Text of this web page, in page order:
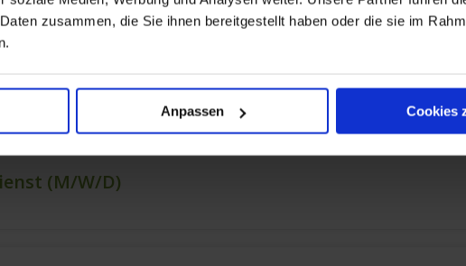
zusammen, die Sie ihnen bereitgestellt haben oder die sie im
Anpassen Cookies
(m/w/d)